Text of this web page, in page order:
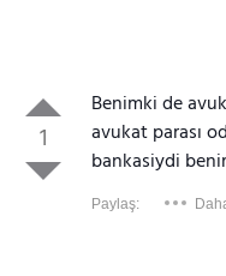
1
Benimki de
avukat parası
bankasiydi
Paylaş: